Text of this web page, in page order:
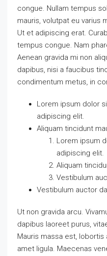
congue. Nullam tempus
mauris, volutpat eu varius
Ut et adipiscing erat.
tempus congue. Nam
Aenean gravida mi non
dapibus, nisi a faucibus
condimentum metus, in
Lorem ipsum dolor
adipiscing elit.
Aliquam tincidunt
Lorem ipsum
adipiscing elit.
Aliquam
Vestibulum
Vestibulum auctor
Ut non gravida arcu.
dapibus laoreet purus,
Mauris massa est,
amet ligula. Maecenas